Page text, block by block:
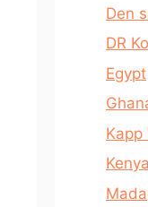
Den
DR
Egypt
Kapp
Kenya